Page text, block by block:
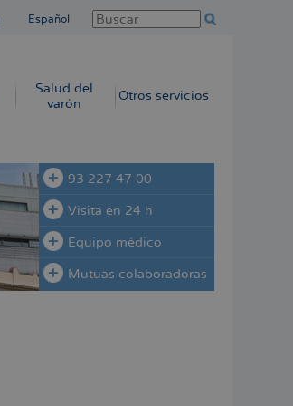
Español
Salud del
varón
Otros servicios
93 227 47 00
Visita en 24 h
Equipo médico
Mutuas colaboradoras